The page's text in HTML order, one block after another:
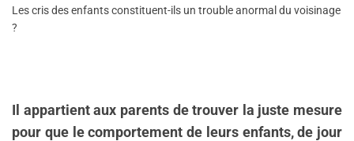
Les cris des enfants constituent-ils un trouble anormal du voisinage
?
Il appartient aux parents de trouver la juste mesure
pour que le comportement de leurs enfants, de jour